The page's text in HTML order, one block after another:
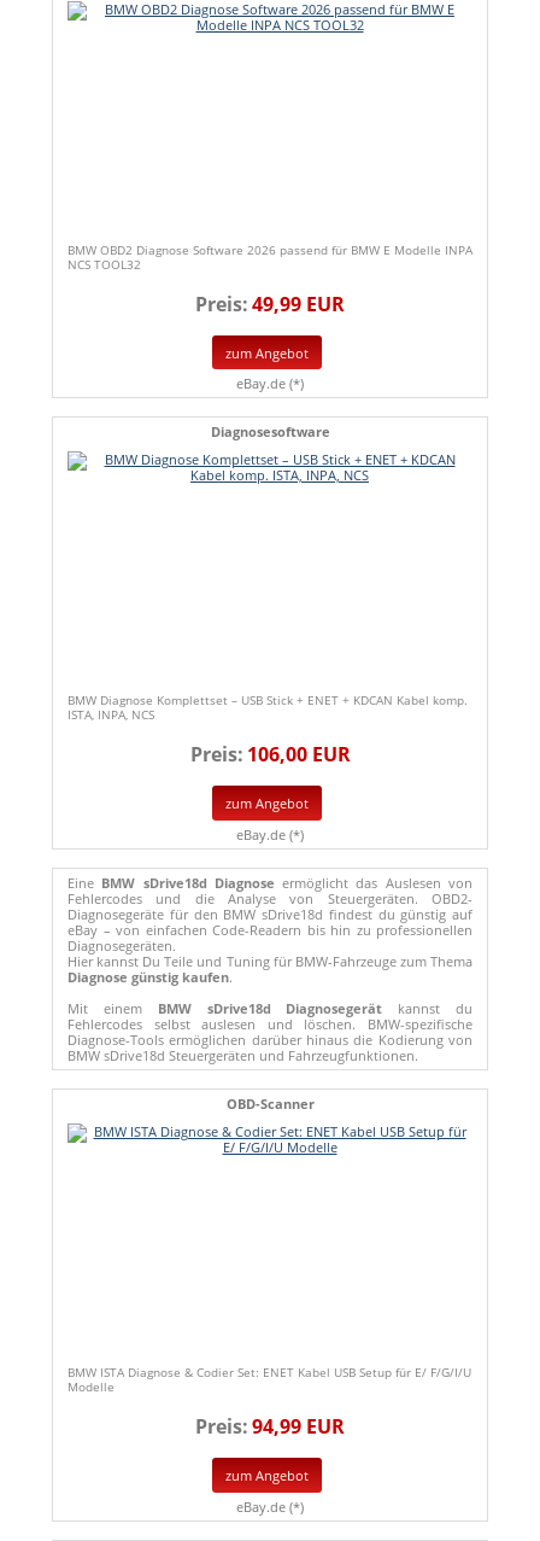
BMW OBD2 Diagnose Software 2026 passend für BMW E Modelle INPA
NCS TOOL32
Preis:49,99 EUR
zum Angebot
eBay.de (*)
Diagnosesoftware
BMW Diagnose Komplettset – USB Stick + ENET + KDCAN Kabel komp.
ISTA, INPA, NCS
Preis: 106,00 EUR
zum Angebot
eBay.de (*)
Eine BMW sDrive18d Diagnose ermöglicht das Auslesen von
Fehlercodes und die Analyse von Steuergeräten. OBD2-
Diagnosegeräte für den BMW sDrive18d findest du günstig auf
eBay – von einfachen Code-Readern bis hin zu professionellen
Diagnosegeräten.
Hier kannst Du Teile und Tuning für BMW-Fahrzeuge zum Thema
Diagnose günstig kaufen.
Mit einem BMW sDrive18d Diagnosegerät kannst du
Fehlercodes selbst auslesen und löschen. BMW-spezifische
Diagnose-Tools ermöglichen darüber hinaus die Kodierung von
BMW sDrive18d Steuergeräten und Fahrzeugfunktionen.
OBD-Scanner
BMW ISTA Diagnose & Codier Set: ENET Kabel USB Setup für E/ F/G/I/U
Modelle
Preis:94,99 EUR
zum Angebot
eBay.de (*)